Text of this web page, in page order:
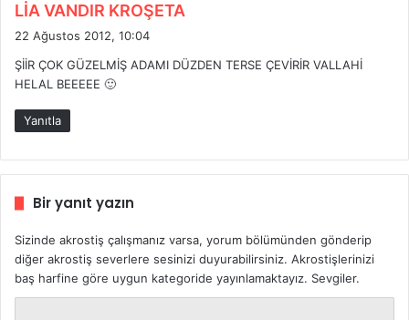
LİA VANDIR KROŞETA
i
22 Ağustos 2012, 10:04
ŞİİR ÇOK GÜZELMİŞ ADAMI DÜZDEN TERSE ÇEVİRİR VALLAHİ
HELAL BEEEEE 🙂
Yanıtla
Bir yanıt yazın
Sizinde akrostiş çalışmanız varsa, yorum bölümünden gönderip
diğer akrostiş severlere sesinizi duyurabilirsiniz. Akrostişlerinizi
baş harfine göre uygun kategoride yayınlamaktayız. Sevgiler.